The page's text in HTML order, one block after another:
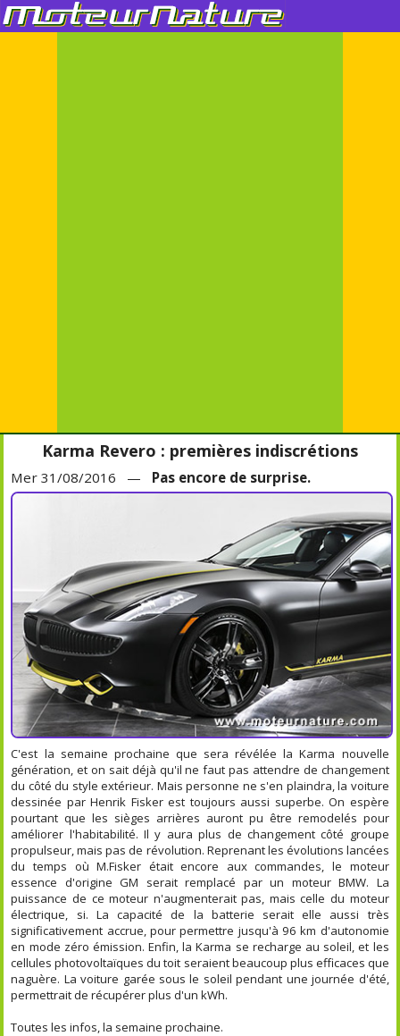
Karma Revero : premières indiscrétions
Mer 31/08/2016 — Pas encore de surprise.
C'est la semaine prochaine que sera révélée la Karma nouvelle
génération, et on sait déjà qu'il ne faut pas attendre de changement
du côté du style extérieur. Mais personne ne s'en plaindra, la voiture
dessinée par Henrik Fisker est toujours aussi superbe. On espère
pourtant que les sièges arrières auront pu être remodelés pour
améliorer l'habitabilité. Il y aura plus de changement côté groupe
propulseur, mais pas de révolution. Reprenant les évolutions lancées
du temps où M.Fisker était encore aux commandes, le moteur
essence d'origine GM serait remplacé par un moteur BMW. La
puissance de ce moteur n'augmenterait pas, mais celle du moteur
électrique, si. La capacité de la batterie serait elle aussi très
significativement accrue, pour permettre jusqu'à 96 km d'autonomie
en mode zéro émission. Enfin, la Karma se recharge au soleil, et les
cellules photovoltaïques du toit seraient beaucoup plus efficaces que
naguère. La voiture garée sous le soleil pendant une journée d'été,
permettrait de récupérer plus d'un kWh.
Toutes les infos, la semaine prochaine.